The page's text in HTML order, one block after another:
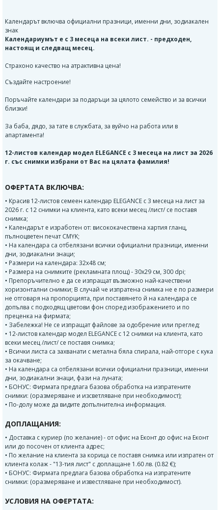
Календарът включва официални празници, именни дни, зодиакален
знак
Календариумът е с 3 месеца на всеки лист. - предходен,
настоящ и следващ месец.
Страхоно качество на атрактивна цена!
Създайте настроение!
Поръчайте календари за подаръци за цялото семейство и за всички
близки!
За баба, дядо, за тате в службата, за вуйчо на работа или в
апартамента!
12-листов календар модел ELEGANCE с 3 месеца на лист за 2026
г. със снимки избрани от Вас на цялата фамилия!
ОФЕРТАТА ВКЛЮЧВА:
• Красив 12-листов семеен календар ELEGANCE с 3 месеца на лист за
2026 г. с 12 снимки на клиента, като всеки месец /лист/ се поставя
снимка;
• Календарът е изработен от: висококачествена хартия гланц,
пълноцветен печат CMYK;
• На календара са отбелязани всички официални празници, именни
дни, зодиакални знаци;
• Размери на календара: 32х48 см;
• Размера на снимките (рекламната площ) - 30х29 см, 300 dpi;
• Препоръчително е да се изпращат възможно най-качествени
хоризонтални снимки; В случай че изпратена снимка не е по размери
не отговаря на пропорцията, при поставянето й на календара се
допълва с подходящ цветови фон според изображението и по
преценка на фирмата;
• Забележка! Не се изпращат файлове за одобрение или преглед;
• 12-листов календар модел ELEGANCE с 12 снимки на клиента, като
всеки месец /лист/ се поставя снимка;
• Всички листа са захванати с метална бяла спирала, най-отгоре с кука
за окачване;
• На календара са отбелязани всички официални празници, именни
дни, зодиакални знаци, фази на луната;
• БОНУС: Фирмата предлага базова обработка на изпратените
снимки: (оразмеряване и изсветляване при необходимост);
• По-долу може да видите допълнителна информация.
ДОПЛАЩАНИЯ:
• Доставка с куриер (по желание) - от офис на Еконт до офис на Еконт
или до посочен от клиента адрес;
• По желание на клиента за корица се поставя снимка или изпратен от
клиента колаж - "13-тия лист" с доплащане 1.60 лв. (0.82 €);
• БОНУС: Фирмата предлага базова обработка на изпратените
снимки: (оразмеряване и известляване при необходимост).
УСЛОВИЯ НА ОФЕРТАТА: